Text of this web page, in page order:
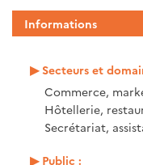
Informations
Secteurs et
Commerce,
Hôtellerie,
Secrétariat,
Public :